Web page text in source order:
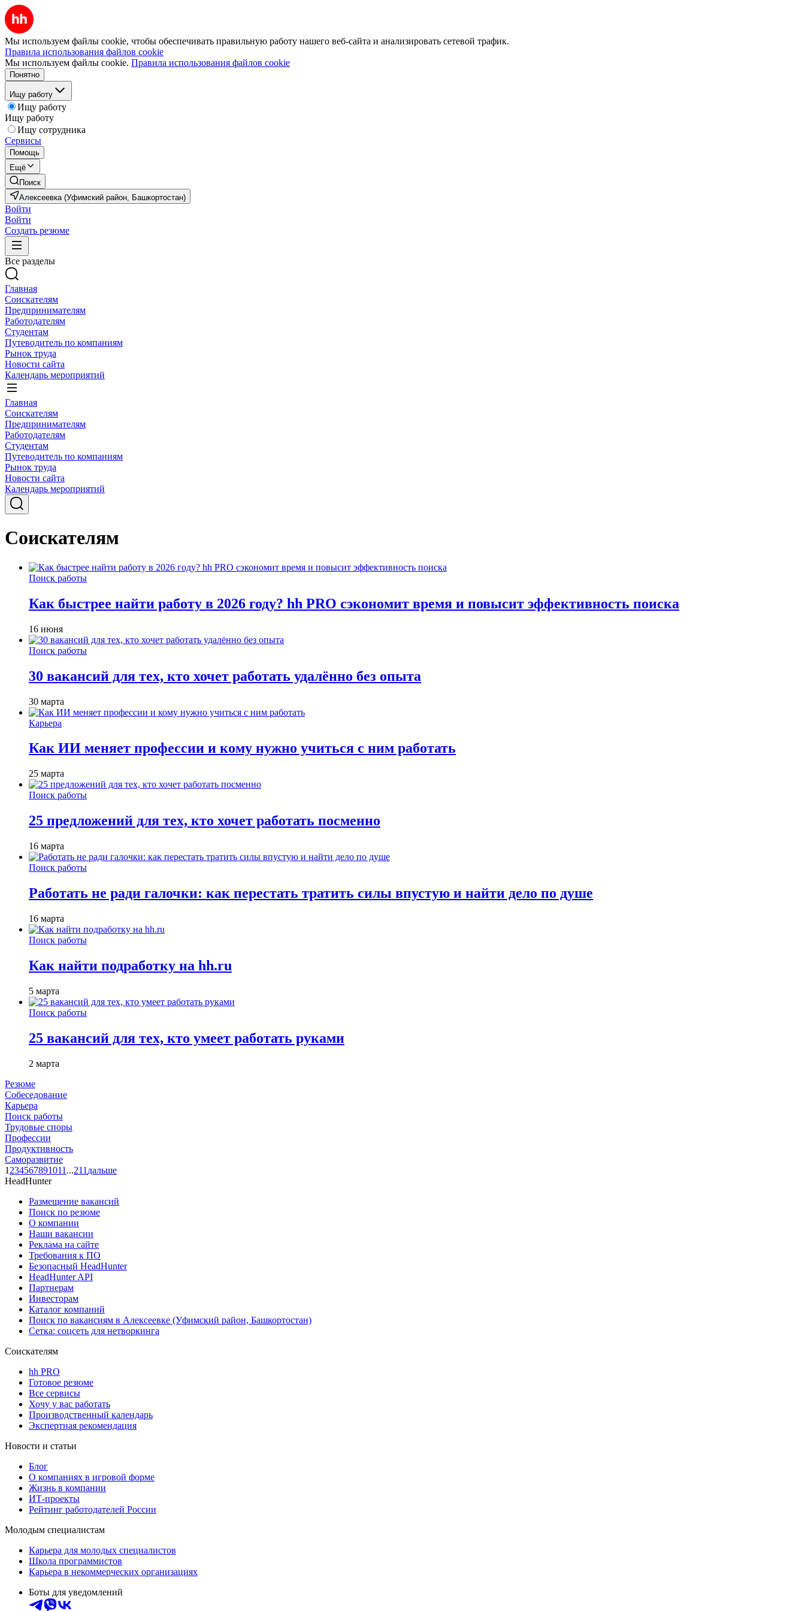
Мы используем файлы cookie, чтобы обеспечивать правильную работу нашего веб-сайта и анализировать сетевой трафик.
Правила использования файлов cookie
Мы используем файлы cookie. Правила использования файлов cookie
Понятно
Ищу работу
Ищу работу
Ищу работу
Ищу сотрудника
Сервисы
Помощь
Ещё
Поиск
Алексеевка (Уфимский район, Башкортостан)
Войти
Войти
Создать резюме
Все разделы
Главная
Соискателям
Предпринимателям
Работодателям
Студентам
Путеводитель по компаниям
Рынок труда
Новости сайта
Календарь мероприятий
Главная
Соискателям
Предпринимателям
Работодателям
Студентам
Путеводитель по компаниям
Рынок труда
Новости сайта
Календарь мероприятий
Соискателям
Поиск работы
Как быстрее найти работу в 2026 году? hh PRO сэкономит время и повысит эффективность поиска
16 июня
Поиск работы
30 вакансий для тех, кто хочет работать удалённо без опыта
30 марта
Карьера
Как ИИ меняет профессии и кому нужно учиться с ним работать
25 марта
Поиск работы
25 предложений для тех, кто хочет работать посменно
16 марта
Поиск работы
Работать не ради галочки: как перестать тратить силы впустую и найти дело по душе
16 марта
Поиск работы
Как найти подработку на hh.ru
5 марта
Поиск работы
25 вакансий для тех, кто умеет работать руками
2 марта
Резюме
Собеседование
Карьера
Поиск работы
Трудовые споры
Профессии
Продуктивность
Саморазвитие
1 234567891011 ...211 дальше
HeadHunter
Размещение вакансий
Поиск по резюме
О компании
Наши вакансии
Реклама на сайте
Требования к ПО
Безопасный HeadHunter
HeadHunter API
Партнерам
Инвесторам
Каталог компаний
Поиск по вакансиям в Алексеевке (Уфимский район, Башкортостан)
Сетка: соцсеть для нетворкинга
Соискателям
hh PRO
Готовое резюме
Все сервисы
Хочу у вас работать
Производственный календарь
Экспертная рекомендация
Новости и статьи
Блог
О компаниях в игровой форме
Жизнь в компании
ИТ-проекты
Рейтинг работодателей России
Молодым специалистам
Карьера для молодых специалистов
Школа программистов
Карьера в некоммерческих организациях
Боты для уведомлений